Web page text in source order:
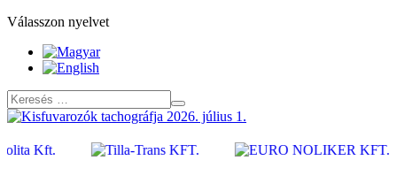
Válasszon nyelvet